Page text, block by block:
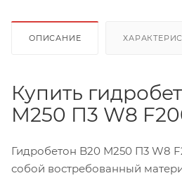
ОПИСАНИЕ
Купить
М250 П3 W8
Гидробетон B20 М250 П3 W8
собой востребованный